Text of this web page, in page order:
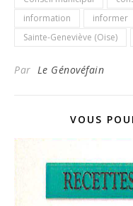
information
informer
Sainte-Geneviève (Oise)
Par Le Génovéfain
VOUS